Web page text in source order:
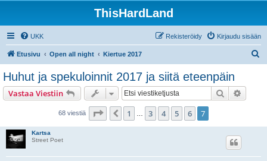
ThisHardLand
UKK Kirjaudu sisään
Rekisteröidy
Etusivu Open all night Kiertue 2017
Huhut ja spekuloinnit 2017 ja siitä eteenpäin
Vastaa Viestiin Etsi
68 viestiä Sivu /7
Edellinen
1 3 4 5 6 7
Kartsa
Street Poet